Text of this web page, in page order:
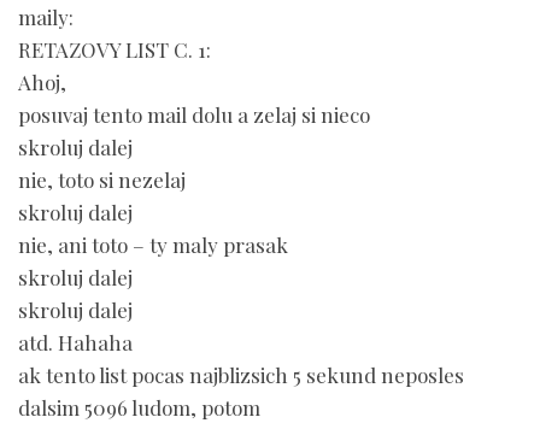
maily:
RETAZOVY LIST C. 1:
Ahoj,
posuvaj tento mail dolu a zelaj si nieco
skroluj dalej
nie, toto si nezelaj
skroluj dalej
nie, ani toto – ty maly prasak
skroluj dalej
skroluj dalej
atd. Hahaha
ak tento list pocas najblizsich 5 sekund neposles
dalsim 5096 ludom, potom